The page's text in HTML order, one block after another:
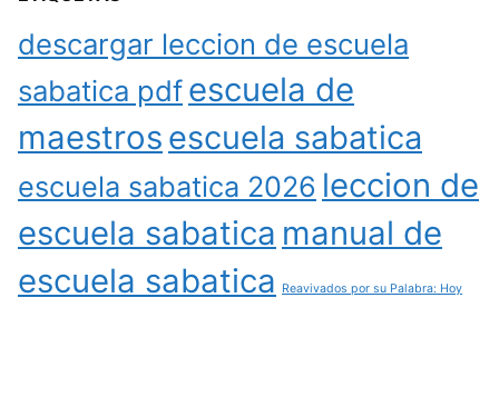
descargar leccion de escuela
sabatica pdfescuela de
maestros escuela sabatica
escuela sabatica 2026 leccion de
escuela sabatica manual de
escuela sabatica
Reavivados por su Palabra: Hoy